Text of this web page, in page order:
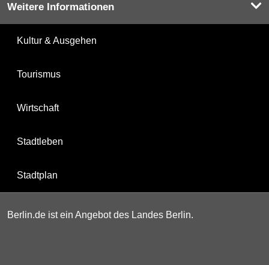
Weitere Informationen
Kultur & Ausgehen
Tourismus
Wirtschaft
Stadtleben
Stadtplan
Berlin.de ist ein Angebot des Landes Berlin.